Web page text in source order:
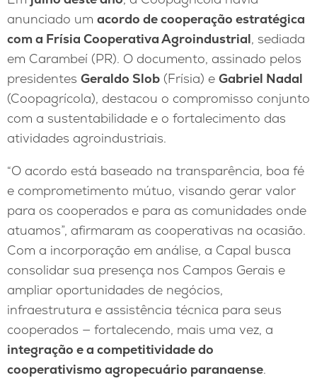
anunciado um acordo de cooperação estratégica
com a Frísia Cooperativa Agroindustrial, sediada
em Carambeí (PR). O documento, assinado pelos
presidentes Geraldo Slob (Frísia) e Gabriel Nadal
(Coopagrícola), destacou o compromisso conjunto
com a sustentabilidade e o fortalecimento das
atividades agroindustriais.
“O acordo está baseado na transparência, boa fé
e comprometimento mútuo, visando gerar valor
para os cooperados e para as comunidades onde
atuamos”, afirmaram as cooperativas na ocasião.
Com a incorporação em análise, a Capal busca
consolidar sua presença nos Campos Gerais e
ampliar oportunidades de negócios,
infraestrutura e assistência técnica para seus
cooperados — fortalecendo, mais uma vez, a
integração e a competitividade do
cooperativismo agropecuário paranaense.